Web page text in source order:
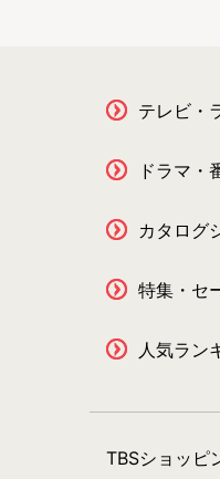
テレビ・
ドラマ・
カタログ
特集・セ
人気ラン
TBSショッピ